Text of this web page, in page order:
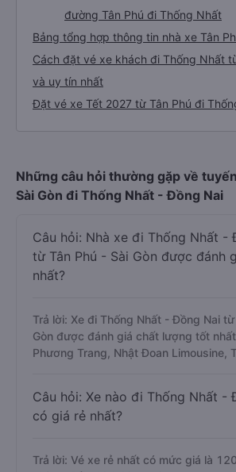
đường Tân Phú đi Thống Nhất
Bảng tổng hợp thông tin nhà xe Tân
Cách đặt vé xe khách đi Thống Nhất
và uy tín nhất
Đặt vé xe Tết 2027 từ Tân Phú đi
Những câu hỏi thường gặp về
Sài Gòn đi Thống Nhất - Đồng Nai
Câu hỏi: Nhà xe đi Thống Nhất -
từ Tân Phú - Sài Gòn được đánh
nhất?
Trả lời: Xe đi Thống Nhất - Đồng Nai từ
Gòn được đánh giá chất lượng tốt
Phương Trang, Nhật Đoan Limousine,
Câu hỏi: Xe nào đi Thống Nhất -
có giá rẻ nhất?
Trả lời: Vé xe rẻ nhất có mức giá là